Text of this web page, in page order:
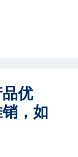
优
，如